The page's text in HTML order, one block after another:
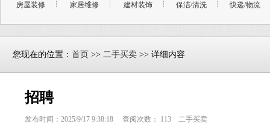
房屋装修
家居维修 建材装饰 保洁/清洗 快递/物流
您现在的位置： 首页 >> 二手买卖 >> 详细内容
招聘
发布时间：2025/9/17 9:38:18 查阅次数： 113 二手买卖